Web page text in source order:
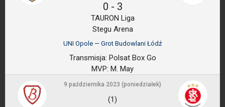
0 - 3
TAURON Liga
Stegu Arena
UNI Opole — Grot Budowlani Łódź
Transmisja: Polsat Box Go
MVP: M. May
9 października 2023 (poniedziałek)
(1)